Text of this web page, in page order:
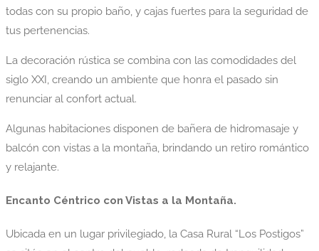
todas con su propio baño, y cajas fuertes para la seguridad de
tus pertenencias.
La decoración rústica se combina con las comodidades del
siglo XXI, creando un ambiente que honra el pasado sin
renunciar al confort actual.
Algunas habitaciones disponen de bañera de hidromasaje y
balcón con vistas a la montaña, brindando un retiro romántico
y relajante.
Encanto Céntrico con Vistas a la Montaña.
Ubicada en un lugar privilegiado, la Casa Rural “Los Postigos”